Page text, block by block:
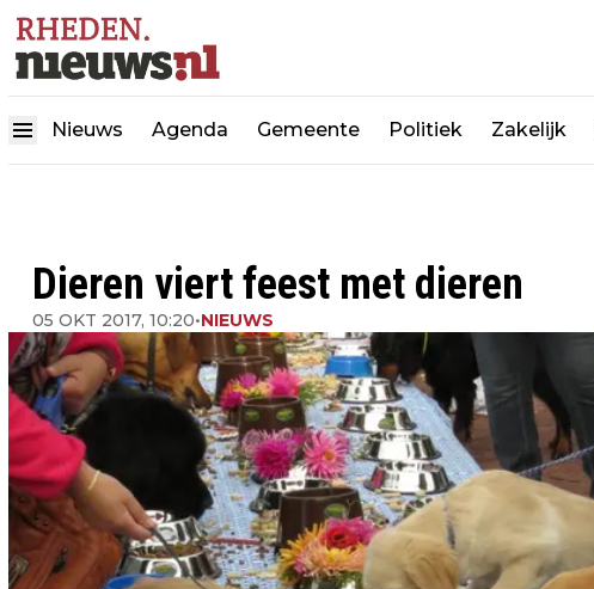
Nieuws Agenda Gemeente Politiek Zakelijk
Dieren viert feest met dieren
05 OKT 2017, 10:20•NIEUWS